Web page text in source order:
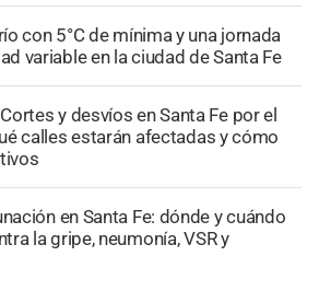
con 5°C de mínima y una jornada
variable en la ciudad de Santa Fe
Cortes y desvíos en Santa Fe por el
calles estarán afectadas y cómo
en Santa Fe: dónde y cuándo
la gripe, neumonía, VSR y